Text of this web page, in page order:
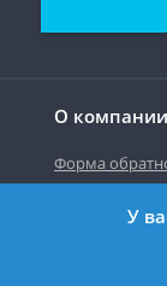
О компании
Форма
©2019-2026
У